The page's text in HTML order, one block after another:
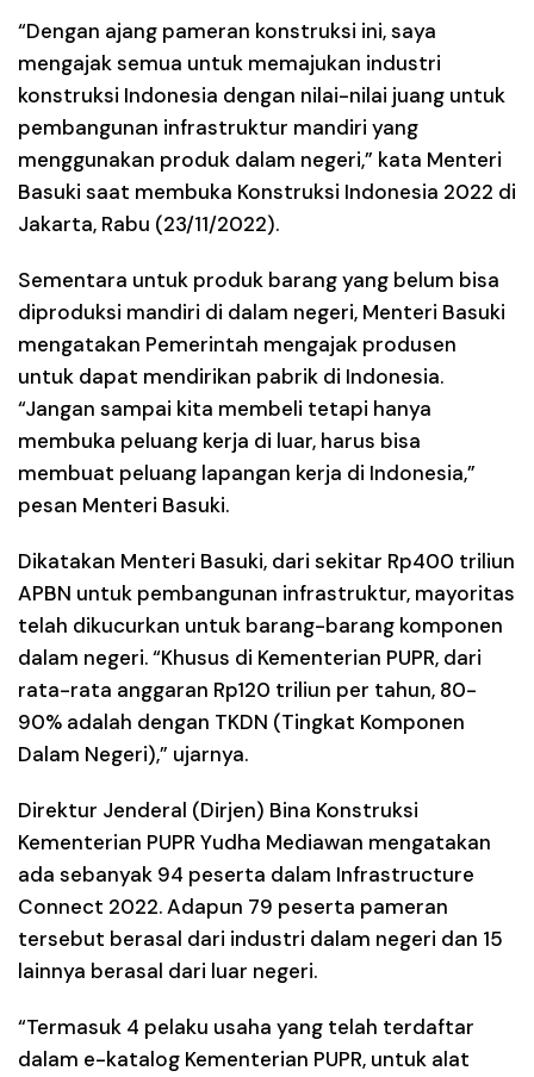
“Dengan ajang pameran konstruksi ini, saya
mengajak semua untuk memajukan industri
konstruksi Indonesia dengan nilai-nilai juang untuk
pembangunan infrastruktur mandiri yang
menggunakan produk dalam negeri,” kata Menteri
Basuki saat membuka Konstruksi Indonesia 2022 di
Jakarta, Rabu (23/11/2022).
Sementara untuk produk barang yang belum bisa
diproduksi mandiri di dalam negeri, Menteri Basuki
mengatakan Pemerintah mengajak produsen
untuk dapat mendirikan pabrik di Indonesia.
“Jangan sampai kita membeli tetapi hanya
membuka peluang kerja di luar, harus bisa
membuat peluang lapangan kerja di Indonesia,”
pesan Menteri Basuki.
Dikatakan Menteri Basuki, dari sekitar Rp400 triliun
APBN untuk pembangunan infrastruktur, mayoritas
telah dikucurkan untuk barang-barang komponen
dalam negeri. “Khusus di Kementerian PUPR, dari
rata-rata anggaran Rp120 triliun per tahun, 80-
90% adalah dengan TKDN (Tingkat Komponen
Dalam Negeri),” ujarnya.
Direktur Jenderal (Dirjen) Bina Konstruksi
Kementerian PUPR Yudha Mediawan mengatakan
ada sebanyak 94 peserta dalam Infrastructure
Connect 2022. Adapun 79 peserta pameran
tersebut berasal dari industri dalam negeri dan 15
lainnya berasal dari luar negeri.
“Termasuk 4 pelaku usaha yang telah terdaftar
dalam e-katalog Kementerian PUPR, untuk alat